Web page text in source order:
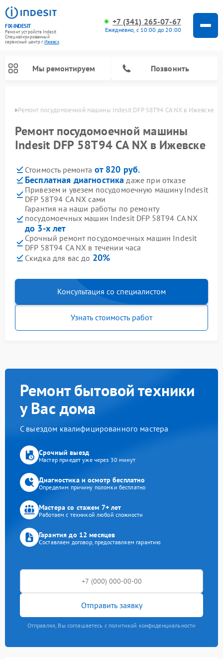
FIX-INDESIT
Ремонт устройств Indesit
Специализированный
cервисный центр г.Ижевск
+7 (341) 265-07-67
Ежедневно, с 10:00 до 20:00
Мы ремонтируем Позвонить
Ремонт посудомоечной машины Indesit DFP 58T94 CA NX в Ижевске
Ремонт посудомоечной машины
Indesit DFP 58T94 CA NX в Ижевске
Стоимость ремонта от 820 руб.
Бесплатная диагностика даже при отказе
Привезем и увезем посудомоечную машину Indesit
DFP 58T94 CA NX сами
Гарантия на наши работы по ремонту
посудомоечных машин Indesit DFP 58T94 CA NX
до 3-х лет
Срочный ремонт посудомоечных машин Indesit
DFP 58T94 CA NX в течении часа
Скидка для вас до 20%
Консультация со специалистом
Узнать стоимость работ
Ремонт бытовой техники
у Вас дома
С выездом квалифицированного мастера
Срочный выезд
Мастер приедет уже через 30 минут
Диагностика и осмотр бесплатно
Определим причину поломки бесплатно
Мастера со стажем 7+ лет
Работаем с техникой любой сложности
Гарантия до 12 месяцев
Составляем договор, предоставляем гарантию
Отправить заявку
Отправляя, Вы соглашаетесь с политикой конфиденциальности